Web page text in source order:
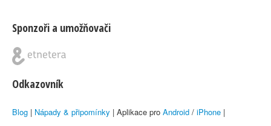
Sponzoři a umožňovači
Odkazovník
Blog | Nápady & připomínky | Aplikace pro Android / iPhone |